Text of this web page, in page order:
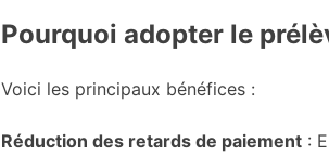
Pourquoi adopter le
Voici les principaux bénéfices :
Réduction des retards de paiement :